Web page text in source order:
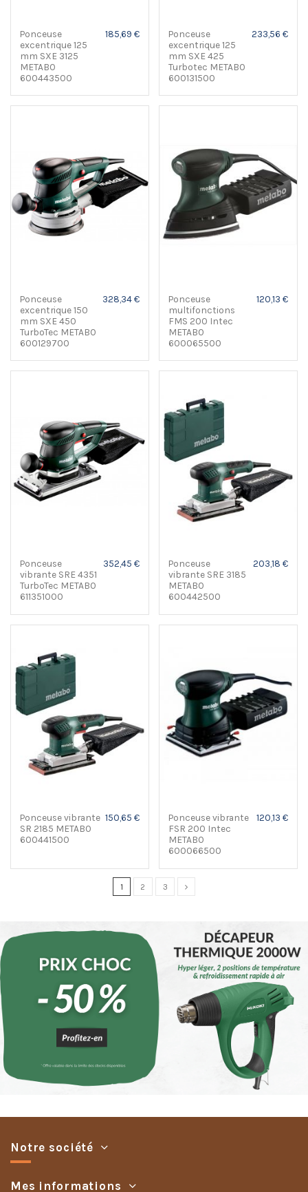
Ponceuse
excentrique 125
mm SXE 3125
METABO
600443500
185,69 €
Ponceuse
excentrique 125
mm SXE 425
Turbotec METABO
600131500
233,56 €
Ponceuse
excentrique 150
mm SXE 450
TurboTec METABO
600129700
328,34 €
Ponceuse
multifonctions
FMS 200 Intec
METABO
600065500
120,13 €
Ponceuse
vibrante SRE 4351
TurboTec METABO
611351000
352,45 €
Ponceuse
vibrante SRE 3185
METABO
600442500
203,18 €
Ponceuse vibrante
SR 2185 METABO
600441500
150,65 €
Ponceuse vibrante
FSR 200 Intec
METABO
600066500
120,13 €
1 2 3
Notre société
Mes informations